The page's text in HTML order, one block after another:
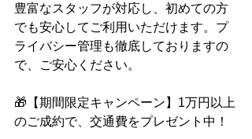
豊富なスタッフが対応し、初めての方
でも安心してご利用いただけます。プ
ライバシー管理も徹底しておりますの
で、ご安心ください。
🎁【期間限定キャンペーン】1万円以上
のご成約で、交通費をプレゼント中！